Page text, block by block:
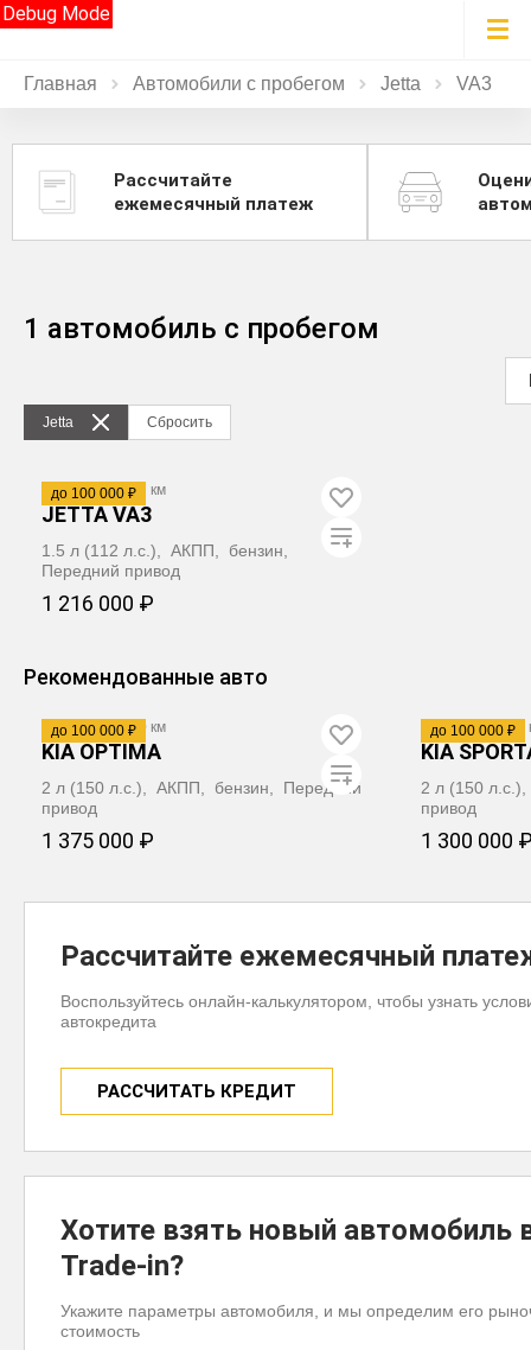
Debug Mode
Главная Автомобили с пробегом Jetta VA3
Рассчитайте
ежемесячный платеж
1 автомобиль с пробегом
Jetta Сбросить
до 100 000 ₽
2023 ·128 037 км
JETTA VA3
1.5 л (112 л.с.), АКПП, бензин,
Передний привод
1 216 000 ₽
Рекомендованные авто
до 100 000 ₽
2017 ·251 500 км
KIA OPTIMA
2 л (150 л.с.), АКПП, бензин, Передний
привод
1 375 000 ₽
до 100 000 ₽
2011 ·159 000
KIA
2 л (150
привод
1 300 000
Рассчитайте ежемесячный
Воспользуйтесь онлайн-калькулятором, чтобы узнать
автокредита
РАССЧИТАТЬ КРЕДИТ
Хотите взять новый автомобиль
Trade-in?
Укажите параметры автомобиля, и мы определим его
стоимость